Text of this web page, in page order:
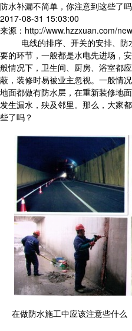
防水补漏不简单，你注意到这些了
2017-08-31 15:03:00
来源：http://www.hzzxuan.com/
电线的排序、开关的安排、防
要的环节，一般都是水电先进场，
般情况下，卫生间、厨房、浴室都
蔽，装修时易被业主忽视。一般情
地面都做有防水层，在重新装修地
发生漏水，殃及邻里。那么，大家
些了吗
在做防水施工中应该注意些什么